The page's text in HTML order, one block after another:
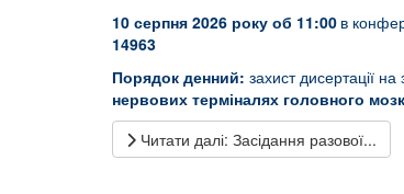
10 серпня 2026 року об 11:00 в
14963
Порядок денний: захист дисертації
нервових терміналях головного
Читати далі: Засідання разової...